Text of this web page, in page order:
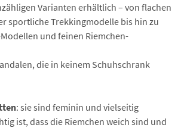
Varianten erhältlich – von flachen
sportliche Trekkingmodelle bis hin zu
und feinen Riemchen-
die in keinem Schuhschrank
: sie sind feminin und vielseitig
ist, dass die Riemchen weich sind und